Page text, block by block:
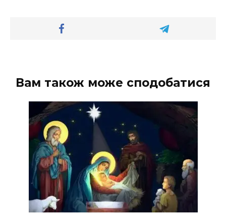
Вам також може сподобатися